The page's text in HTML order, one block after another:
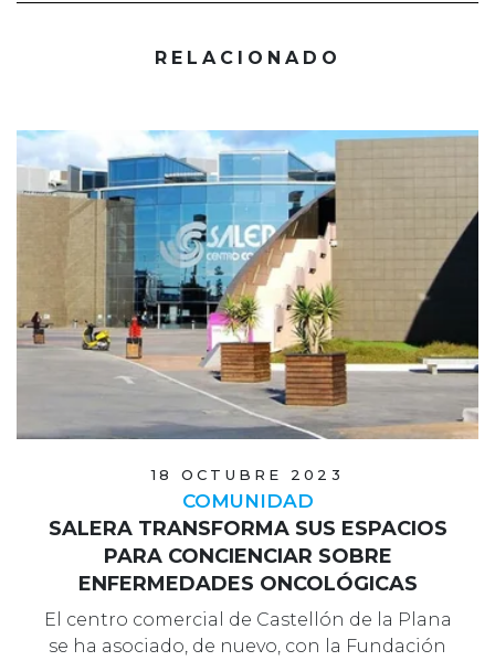
RELACIONADO
18 OCTUBRE 2023
COMUNIDAD
SALERA TRANSFORMA SUS ESPACIOS
PARA CONCIENCIAR SOBRE
ENFERMEDADES ONCOLÓGICAS
El centro comercial de Castellón de la Plana
se ha asociado, de nuevo, con la Fundación